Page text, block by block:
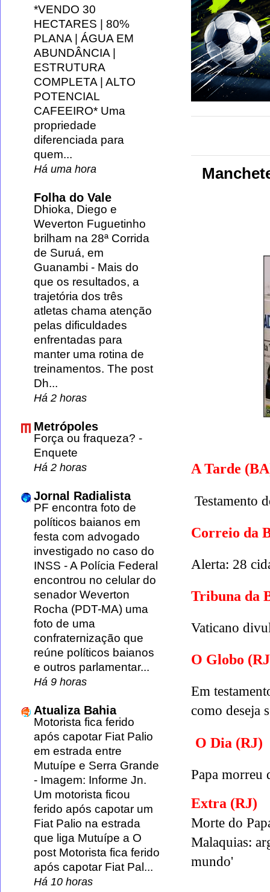
A Tarde
Testamento
Correio da
Alerta: 28
Tribuna da
Vaticano
O Globo (RJ
Em
como deseja
O Dia (RJ)
Papa morreu
Extra (RJ)
Morte do
Malaquias:
mundo'
*VENDO 30
HECTARES | 80%
PLANA | ÁGUA EM
ABUNDÂNCIA |
ESTRUTURA
COMPLETA | ALTO
POTENCIAL
CAFEEIRO* Uma
propriedade
diferenciada para
quem...
Há uma hora
Folha do Vale
Dhioka, Diego e
Weverton Fuguetinho
brilham na 28ª Corrida
de Suruá, em
Guanambi - Mais do
que os resultados, a
trajetória dos três
atletas chama atenção
pelas dificuldades
enfrentadas para
manter uma rotina de
treinamentos. The post
Dh...
Há 2 horas
Metrópoles
Força ou fraqueza? -
Enquete
Há 2 horas
Jornal Radialista
PF encontra foto de
políticos baianos em
festa com advogado
investigado no caso do
INSS -A Polícia Federal
encontrou no celular do
senador Weverton
Rocha (PDT-MA) uma
foto de uma
confraternização que
reúne políticos baianos
e outros parlamentar...
Há 9 horas
Atualiza Bahia
Motorista fica ferido
após capotar Fiat Palio
em estrada entre
Mutuípe e Serra Grande
- Imagem: Informe Jn.
Um motorista ficou
ferido após capotar um
Fiat Palio na estrada
que liga Mutuípe a O
post Motorista fica ferido
após capotar Fiat Pal...
Há 10 horas